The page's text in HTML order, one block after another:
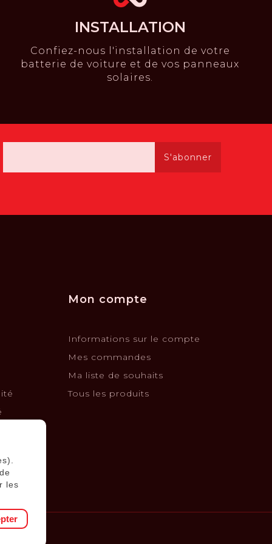
INSTALLATION
Confiez-nous l'installation de votre
batterie de voiture et de vos panneaux
solaires.
S'abonner
Mon compte
Informations sur le compte
Mes commandes
Ma liste de souhaits
Tous les produits
les